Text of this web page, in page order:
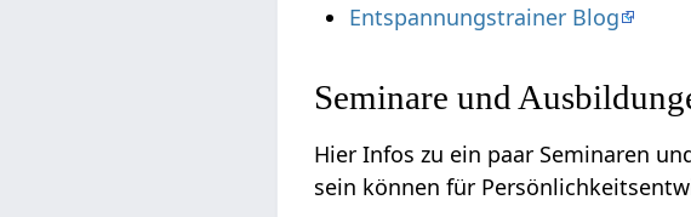
Entspannungstrainer Blog
Seminare und
Hier Infos zu ein paar Seminaren und
sein können für